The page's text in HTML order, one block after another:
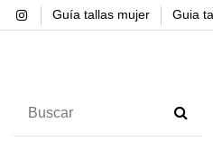
Guía tallas mujer Guia